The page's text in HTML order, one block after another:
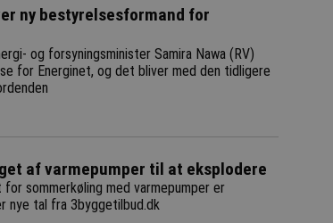
ny bestyrelsesformand for
og forsyningsminister Samira Nawa (RV)
for Energinet, og det bliver med den tidligere
af varmepumper til at eksplodere
for sommerkøling med varmepumper er
nye tal fra 3byggetilbud.dk